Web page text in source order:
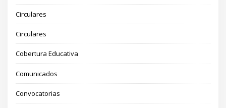
Circulares
Circulares
Cobertura Educativa
Comunicados
Convocatorias